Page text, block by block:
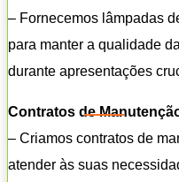
– Fornecemos lâmpadas
para manter a qualidade
durante apresentações
Contratos de
– Criamos contratos de
atender às suas